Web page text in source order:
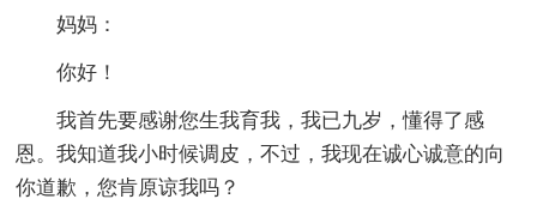
妈妈：
你好！
我首先要感谢您生我育我，我已九岁，懂得了感
恩。我知道我小时候调皮，不过，我现在诚心诚意的向
你道歉，您肯原谅我吗？